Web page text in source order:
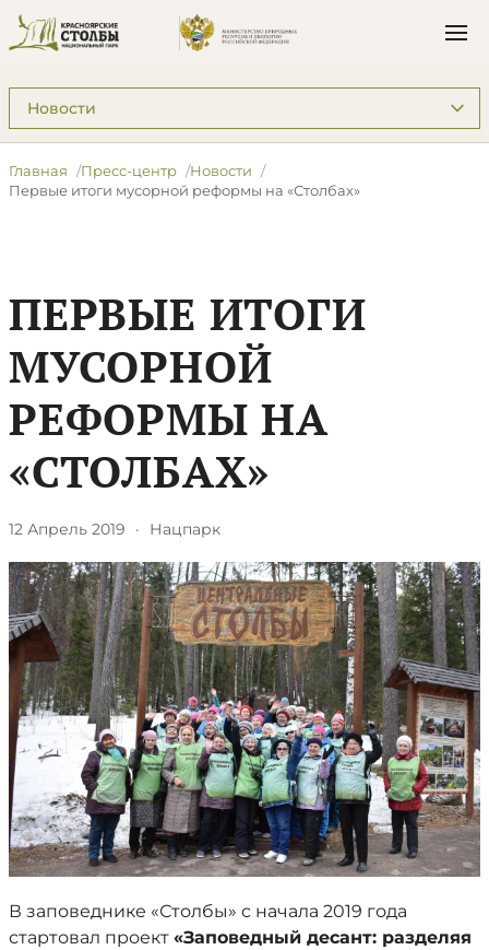
Подразделы: Пресс-центр
Главная Пресс-центр
Новости
​Первые итоги мусорной реформы на «Столбах»
​ПЕРВЫЕ ИТОГИ
МУСОРНОЙ
РЕФОРМЫ НА
«СТОЛБАХ»
12 Апрель 2019 · Нацпарк
В заповеднике «Столбы» с начала 2019 года
стартовал проект «Заповедный десант: разделяя